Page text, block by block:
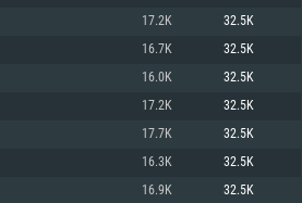
지원하는 AMD Radeon 77XX / NVIDIA
도: 720p
라이언트)
Intel Iris Pro 5200 (Mac), 혹은 이와 비슷한 성
Nvidia. 최소 해상도: 720p
라이언트)
, 최신 그래픽 드라이버를 지원하는 NVIDIA
의 성능을 가지며 최신 그래픽 드라이버를 지
양 지원 해상도 720p)
라이언트)
17.2K 32.5K
16.7K 32.5K
16.0K 32.5K
17.2K 32.5K
17.7K 32.5K
16.3K 32.5K
16.9K 32.5K